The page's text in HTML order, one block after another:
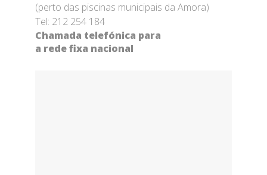
(perto das piscinas municipais da Amora)
Tel: 212 254 184
Chamada telefónica para
a rede fixa nacional